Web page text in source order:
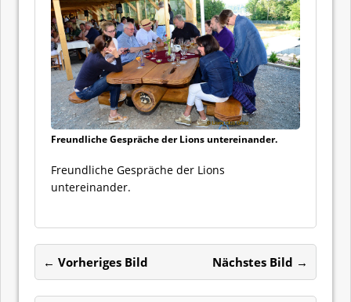
Freundliche Gespräche der Lions untereinander.
Freundliche Gespräche der Lions
untereinander.
← Vorheriges Bild Nächstes Bild →